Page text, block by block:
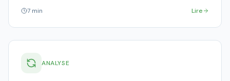
7 min Lire
ANALYSE